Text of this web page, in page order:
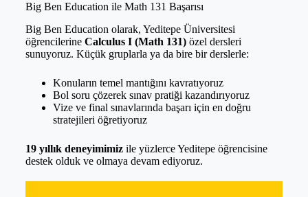
Big Ben Education ile Math 131 Başarısı
Big Ben Education olarak, Yeditepe Üniversitesi
öğrencilerine Calculus I (Math 131)özel dersleri
sunuyoruz. Küçük gruplarla ya da bire bir derslerle:
Konuların temel mantığını kavratıyoruz
Bol soru çözerek sınav pratiği kazandırıyoruz
Vize ve final sınavlarında başarı için en doğru
stratejileri öğretiyoruz
19 yıllık deneyimimizile yüzlerce Yeditepe öğrencisine
destek olduk ve olmaya devam ediyoruz.